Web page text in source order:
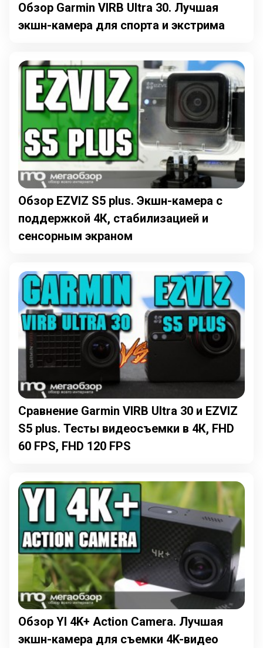
Обзор Garmin VIRB Ultra 30. Лучшая
экшн-камера для спорта и экстрима
Обзор EZVIZ S5 plus. Экшн-камера с
поддержкой 4К, стабилизацией и
сенсорным экраном
Сравнение Garmin VIRB Ultra 30 и EZVIZ
S5 plus. Тесты видеосъемки в 4К, FHD
60 FPS, FHD 120 FPS
Обзор YI 4K+ Action Camera. Лучшая
экшн-камера для съемки 4K-видео